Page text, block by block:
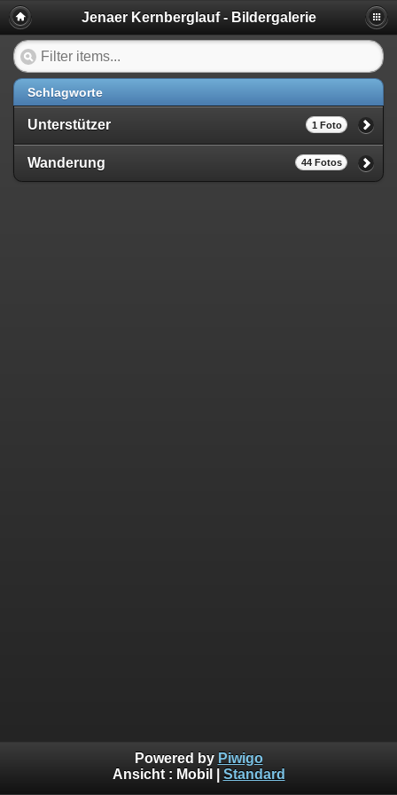
Jenaer Kernberglauf - Bildergalerie
Schlagworte
Unterstützer 1 Foto
Wanderung 44 Fotos
Powered by Piwigo
Ansicht : Mobil Standard